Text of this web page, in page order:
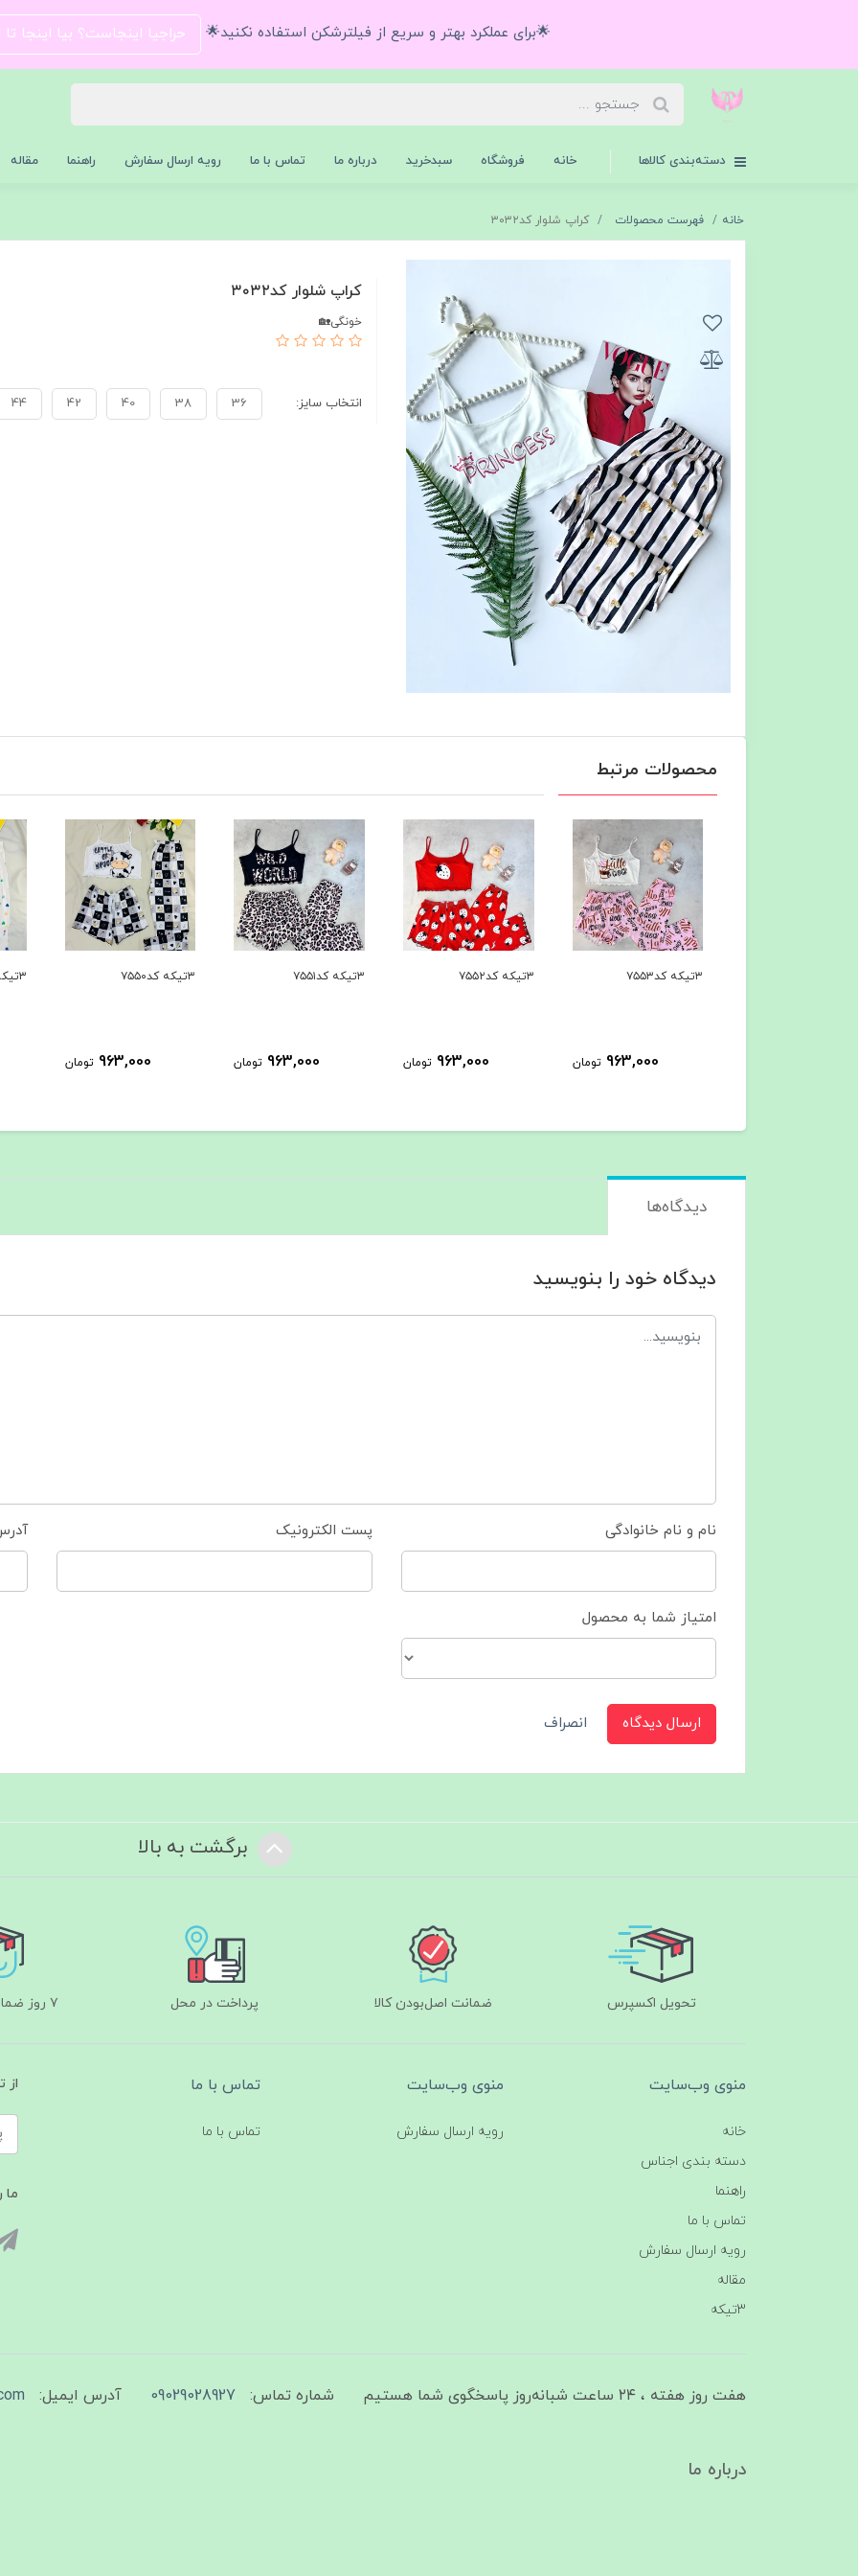
🌟برای عملکرد بهتر و سریع از فیلترشکن استفاده نکنید🌟 حراجیا اینجاست؟ بیا اینجا
دسته‌بندی کالاها خانه فروشگاه سبدخرید درباره ما تماس با ما رویه ارسال سفارش راهنما مقاله
خانه فهرست محصولات کراپ شلوار کد۳۰۳۲
کراپ شلوار کد۳۰۳۲
خونگی🏡
انتخاب سایز: 36
38
40
42
44
محصولات مرتبط
۳تیکه کد۷۵۵۳
963,000 تومان
۳تیکه کد۷۵۵۲
963,000 تومان
۳تیکه کد۷۵۵۱
963,000 تومان
۳تیکه کد۷۵۵۰
963,000 تومان
۳تیکه کد۷۵۴۹
دیدگاه‌ها
دیدگاه خود را بنویسید
نام و نام خانوادگی پست الکترونیک
امتیاز شما به محصول
ارسال دیدگاه انصراف
برگشت به بالا
تحویل اکسپرس ضمانت اصل‌بودن کالا پرداخت در محل ۷ روز ضمانت بازگشت
منوی وب‌سایت
خانه
دسته بندی اجناس
راهنما
تماس با ما
رویه ارسال سفارش
مقاله
3تیکه
منوی وب‌سایت
رویه ارسال سفارش
تماس با ما
تماس با ما
از
ما
هفت روز هفته ، ۲۴ ساعت شبانه‌روز پاسخگوی شما هستیم شماره تماس: 09029028927 آدرس ایمیل:
درباره ما